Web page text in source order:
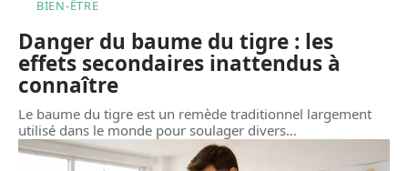
BIEN-ÊTRE
Danger du baume du tigre : les
effets secondaires inattendus à
connaître
Le baume du tigre est un remède traditionnel largement
utilisé dans le monde pour soulager divers…